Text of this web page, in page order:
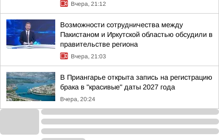
Вчера, 21:12
Возможности сотрудничества между
Пакистаном и Иркутской областью обсудили в
правительстве региона
Вчера, 21:03
В Приангарье открыта запись на регистрацию
брака в "красивые" даты 2027 года
Вчера, 20:24